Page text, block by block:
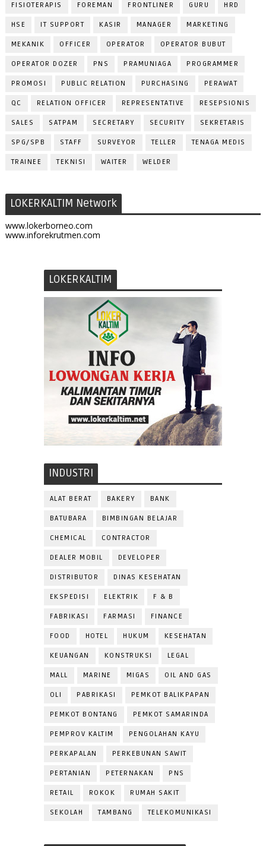
FISIOTERAPIS FOREMAN FRONTLINER GURU HRD
HSE IT SUPPORT KASIR MANAGER MARKETING
MEKANIK OFFICER OPERATOR OPERATOR BUBUT
OPERATOR DOZER PNS PRAMUNIAGA PROGRAMMER
PROMOSI PUBLIC RELATION PURCHASING PERAWAT
QC RELATION OFFICER REPRESENTATIVE RESEPSIONIS
SALES SATPAM SECRETARY SECURITY SEKRETARIS
SPG/SPB STAFF SURVEYOR TELLER TENAGA MEDIS
TRAINEE TEKNISI WAITER WELDER
LOKERKALTIM Network
www.lokerborneo.com
www.inforekrutmen.com
LOKERKALTIM
INDUSTRI
ALAT BERAT BAKERY BANK
BATUBARA BIMBINGAN BELAJAR
CHEMICAL CONTRACTOR
DEALER MOBIL DEVELOPER
DISTRIBUTOR DINAS KESEHATAN
EKSPEDISI ELEKTRIK F & B
FABRIKASI FARMASI FINANCE
FOOD HOTEL HUKUM KESEHATAN
KEUANGAN KONSTRUKSI LEGAL
MALL MARINE MIGAS OIL AND GAS
OLI PABRIKASI PEMKOT BALIKPAPAN
PEMKOT BONTANG PEMKOT SAMARINDA
PEMPROV KALTIM PENGOLAHAN KAYU
PERKAPALAN PERKEBUNAN SAWIT
PERTANIAN PETERNAKAN PNS
RETAIL ROKOK RUMAH SAKIT
SEKOLAH TAMBANG TELEKOMUNIKASI